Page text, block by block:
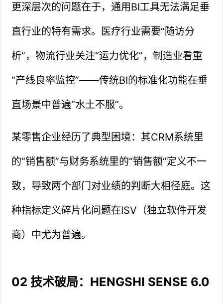
更深层次的问题在于，通用BI工具无法满足垂
直行业的特有需求。医疗行业需要“随访分
析”，物流行业关注“运力优化”，制造业看重
“产线良率监控”——传统BI的标准化功能在垂
直场景中普遍“水土不服”。
某零售企业经历了典型困境：其CRM系统里
的“销售额”与财务系统里的“销售额”定义不一
致，导致两个部门对业绩的判断大相径庭。这
种指标定义碎片化问题在ISV（独立软件开发
商）中尤为普遍。
02 技术破局：HENGSHI SENSE 6.0